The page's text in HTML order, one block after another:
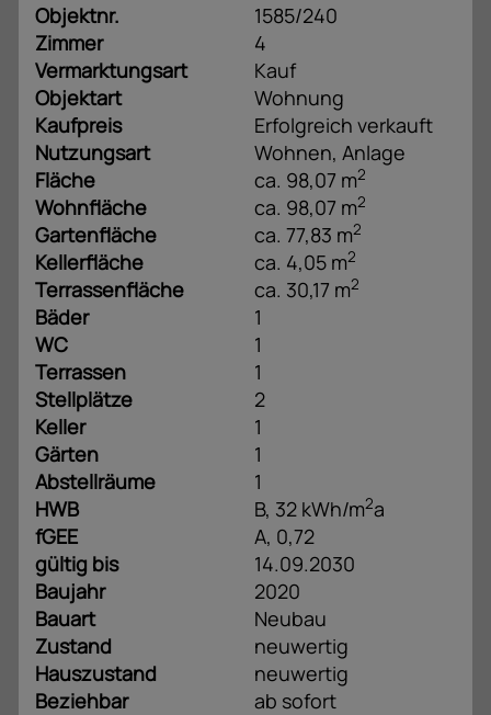
Objektnr.
1585/240
Zimmer
4
Vermarktungsart
Kauf
Objektart
Wohnung
Kaufpreis
Erfolgreich verkauft
Nutzungsart
Wohnen Anlage
Fläche
ca. 98,07 m2
Wohnfläche ca. 98,07 m2
Gartenfläche ca. 77,83 m2
Kellerfläche ca. 4,05 m2
Terrassenfläche ca. 30,17 m2
Bäder
1
WC
1
Terrassen
1
Stellplätze
2
Keller
1
Gärten
1
Abstellräume
1
HWB
B, 32 kWh/m2a
fGEE
A, 0,72
gültig bis
14.09.2030
Baujahr
2020
Bauart
Neubau
Zustand
neuwertig
Hauszustand
neuwertig
Beziehbar
ab sofort